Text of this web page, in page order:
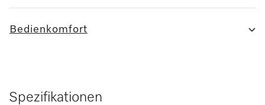
Bedienkomfort
Spezifikationen